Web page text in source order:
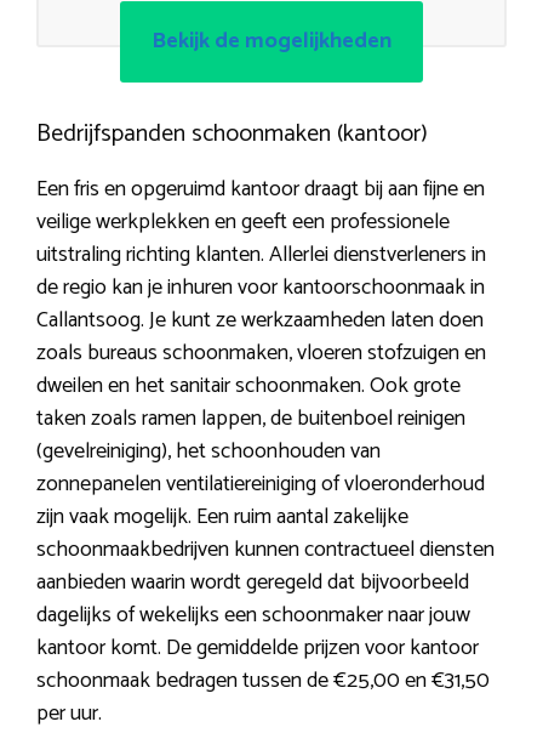
Bekijk de mogelijkheden
Bedrijfspanden schoonmaken (kantoor)
Een fris en opgeruimd kantoor draagt bij aan fijne en
veilige werkplekken en geeft een professionele
uitstraling richting klanten. Allerlei dienstverleners in
de regio kan je inhuren voor kantoorschoonmaak in
Callantsoog. Je kunt ze werkzaamheden laten doen
zoals bureaus schoonmaken, vloeren stofzuigen en
dweilen en het sanitair schoonmaken. Ook grote
taken zoals ramen lappen, de buitenboel reinigen
(gevelreiniging), het schoonhouden van
zonnepanelen ventilatiereiniging of vloeronderhoud
zijn vaak mogelijk. Een ruim aantal zakelijke
schoonmaakbedrijven kunnen contractueel diensten
aanbieden waarin wordt geregeld dat bijvoorbeeld
dagelijks of wekelijks een schoonmaker naar jouw
kantoor komt. De gemiddelde prijzen voor kantoor
schoonmaak bedragen tussen de €25,00 en €31,50
per uur.